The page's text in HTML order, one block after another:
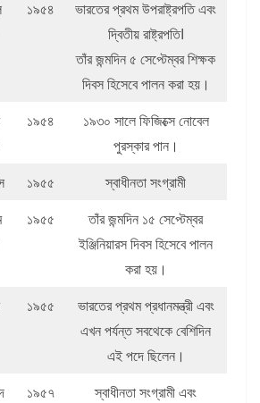
১৯৫৪
ভারতের প্রথম উপরাষ্ট্রপতি এবং
দ্বিতীয় রাষ্ট্রপতিI
তাঁর জন্মদিন ৫ সেপ্টেম্বর শিক্ষক
দিবস হিসেবে পালন করা হয়।
১৯৫৪
১৯৩০ সালে ফিজিক্সে নোবেল
পুরস্কার পান।
১৯৫৫
স্বাধীনতা সংগ্রামী
১৯৫৫
তাঁর জন্মদিন ১৫ সেপ্টেম্বর
ইঞ্জিনিয়ারস দিবস হিসেবে পালন
করা হয়।
১৯৫৫
ভারতের প্রথম প্রধানমন্ত্রী এবং
এখন পর্যন্ত সবথেকে বেশিদিন
এই পদে ছিলেন।
১৯৫৭
স্বাধীনতা সংগ্রামী এবং